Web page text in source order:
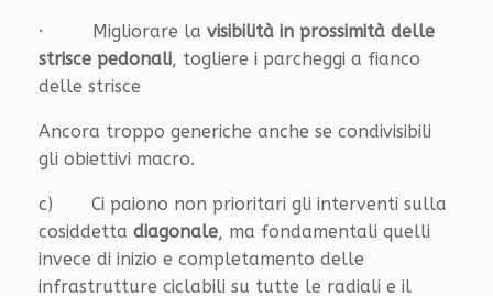
· Migliorare la visibilità in prossimità delle
strisce pedonali, togliere i parcheggi a fianco
delle strisce
Ancora troppo generiche anche se condivisibili
gli obiettivi macro.
c) Ci paiono non prioritari gli interventi sulla
cosiddetta diagonale, ma fondamentali quelli
invece di inizio e completamento delle
infrastrutture ciclabili su tutte le radiali e il